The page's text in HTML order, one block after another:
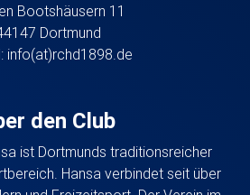
Bootshäusern 11
Dortmund
info(at)rchd1898.de
den Club
ist Dortmunds traditionsreicher
Hansa verbindet seit über